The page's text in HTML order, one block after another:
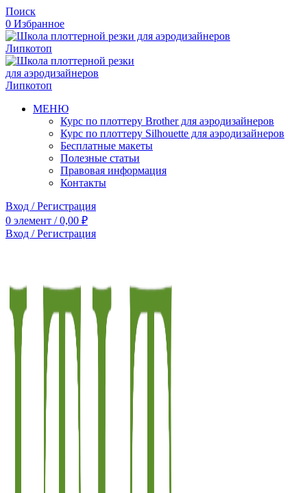
Поиск
0 Избранное
МЕНЮ
Курс по плоттеру Brother для аэродизайнеров
Курс по плоттеру Silhouette для аэродизайнеров
Бесплатные макеты
Полезные статьи
Правовая информация
Контакты
Вход / Регистрация
0 элемент / 0,00 ₽
Вход / Регистрация